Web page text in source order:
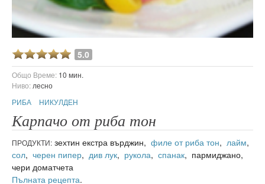
5.0
Общо Време: 10 мин.
Ниво: лесно
РИБА
НИКУЛДЕН
Карпачо от риба тон
ПРОДУКТИ: зехтин екстра върджин, филе от риба тон, лайм,
сол, черен пипер, див лук, рукола, спанак, пармиджано,
чери доматчета
Пълната рецепта.